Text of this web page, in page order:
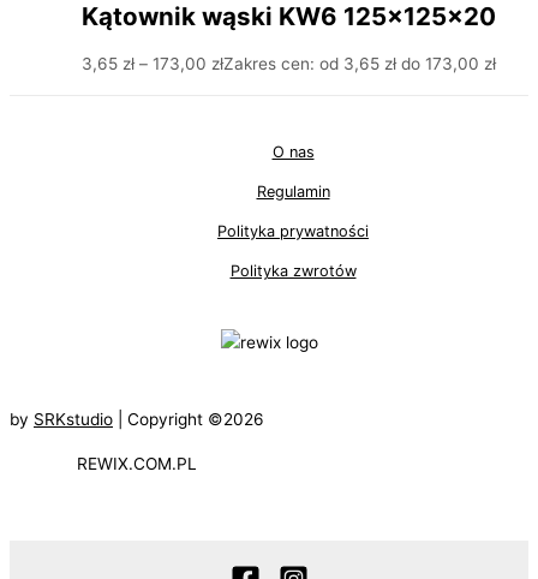
Kątownik wąski KW6 125x125x20
3,65 zł – 173,00 złZakres cen: od 3,65 zł do 173,00 zł
O nas
Regulamin
Polityka prywatności
Polityka zwrotów
by SRKstudio | Copyright ©2026
REWIX.COM.PL